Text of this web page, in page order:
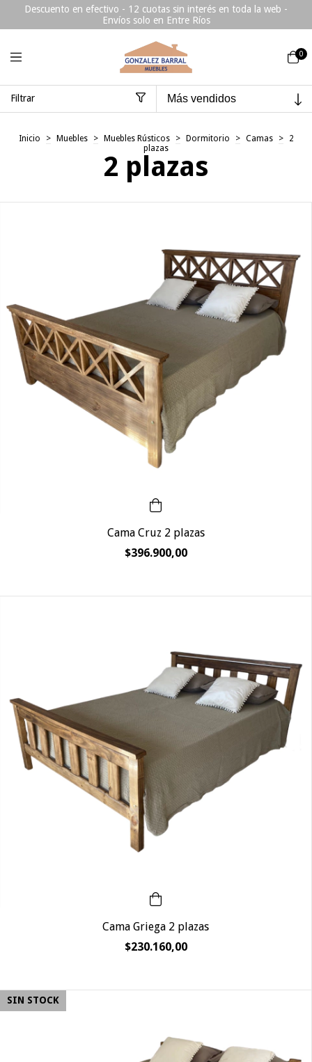
Descuento en efectivo - 12 cuotas sin interés en toda la web -
Envíos solo en Entre Ríos
0
Filtrar
Inicio > Muebles > Muebles Rústicos > Dormitorio > Camas >
2
plazas
2 plazas
Cama Cruz 2 plazas
$396.900,00
Cama Griega 2 plazas
$230.160,00
SIN STOCK